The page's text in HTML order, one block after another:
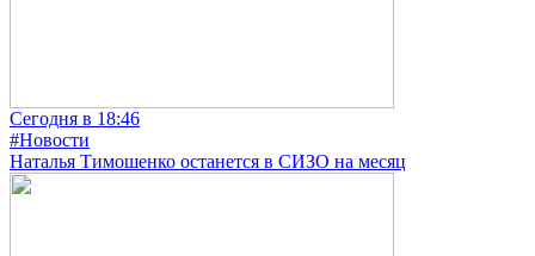
Сегодня в 18:46
#Новости
Наталья Тимошенко останется в СИЗО на месяц